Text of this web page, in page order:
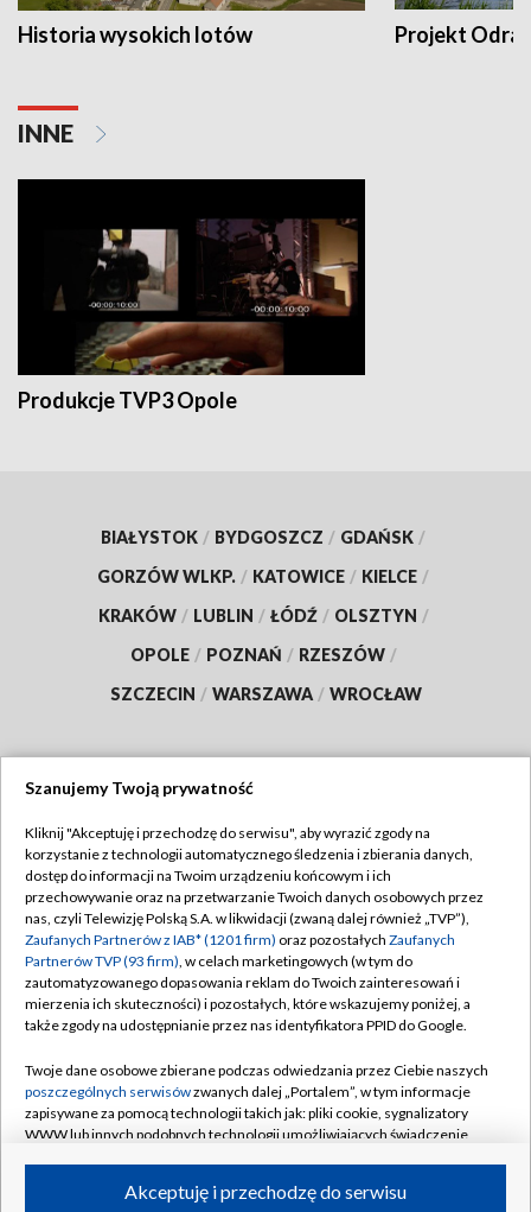
Historia wysokich lotów Projekt Odra
INNE
Produkcje TVP3 Opole
BIAŁYSTOK / BYDGOSZCZ / GDAŃSK /
GORZÓW WLKP. / KATOWICE / KIELCE /
KRAKÓW / LUBLIN / ŁÓDŹ / OLSZTYN /
OPOLE / POZNAŃ / RZESZÓW /
SZCZECIN / WARSZAWA / WROCŁAW
TVP
Abonament TVP
Emisja w TVP
Centrum informacji TVP
Naziemna Telewizja Cyfrowa
Rada Programowa
System NOS
Informacje o nadawcy
Program dla prasy
Regulamin TVP
Polityka prywatności
Moje zgody
Pomoc
Kontakt
Kanały
Szanujemy Twoją prywatność
Kliknij "Akceptuję i przechodzę do serwisu", aby wyrazić zgody na
korzystanie z technologii automatycznego śledzenia i zbierania danych,
dostęp do informacji na Twoim urządzeniu końcowym i ich
przechowywanie oraz na przetwarzanie Twoich danych osobowych przez
nas, czyli Telewizję Polską S.A. w likwidacji (zwaną dalej również „TVP”),
Zaufanych Partnerów z IAB* (1201 firm) oraz pozostałych Zaufanych
Partnerów TVP (93 firm), w celach marketingowych (w tym do
zautomatyzowanego dopasowania reklam do Twoich zainteresowań i
mierzenia ich skuteczności) i pozostałych, które wskazujemy poniżej, a
także zgody na udostępnianie przez nas identyfikatora PPID do Google.
Twoje dane osobowe zbierane podczas odwiedzania przez Ciebie naszych
poszczególnych serwisówzwanych dalej „Portalem”, w tym informacje
zapisywane za pomocą technologii takich jak: pliki cookie, sygnalizatory
WWW lub innych podobnych technologii umożliwiających świadczenie
ruchu w Internecie.Akceptuję i przechodzę do serwisu